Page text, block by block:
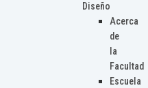
Diseño
Acerca
de
la
Facultad
Escuela